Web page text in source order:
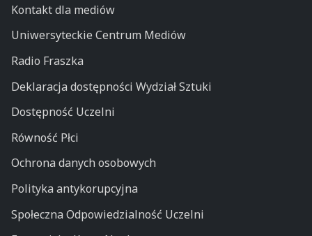
Kontakt dla mediów
Uniwersyteckie Centrum Mediów
Radio Fraszka
Deklaracja dostępności Wydział Sztuki
Dostępność Uczelni
Równość Płci
Ochrona danych osobowych
Polityka antykorupcyjna
Społeczna Odpowiedzialność Uczelni